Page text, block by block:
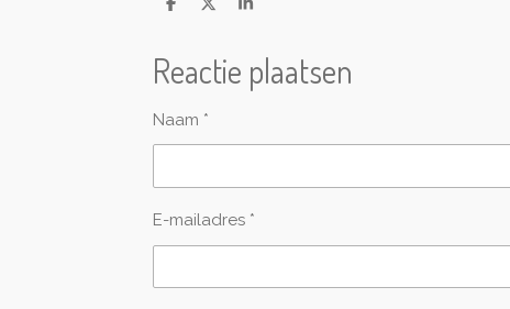
D
n
D
S
Reactie plaatsen
Naam *
E-mailadres *